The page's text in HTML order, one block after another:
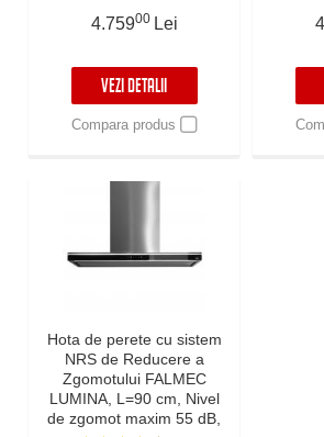
4.75900 Lei
VEZI DETALII
Compara produs
Hota de perete cu sistem
NRS de Reducere a
Zgomotului FALMEC
LUMINA, L=90 cm, Nivel
de zgomot maxim 55 dB,